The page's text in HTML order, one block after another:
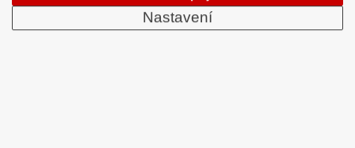
DIČ: CZ47906839
Nastavení